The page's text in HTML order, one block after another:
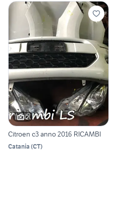
2
Citroen c3 anno 2016 RICAMBI
Catania (CT)